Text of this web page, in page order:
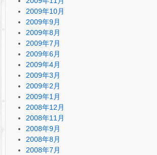
2009年10月
2009年9月
2009年8月
2009年7月
2009年6月
2009年4月
2009年3月
2009年2月
2009年1月
2008年12月
2008年11月
2008年9月
2008年8月
2008年7月